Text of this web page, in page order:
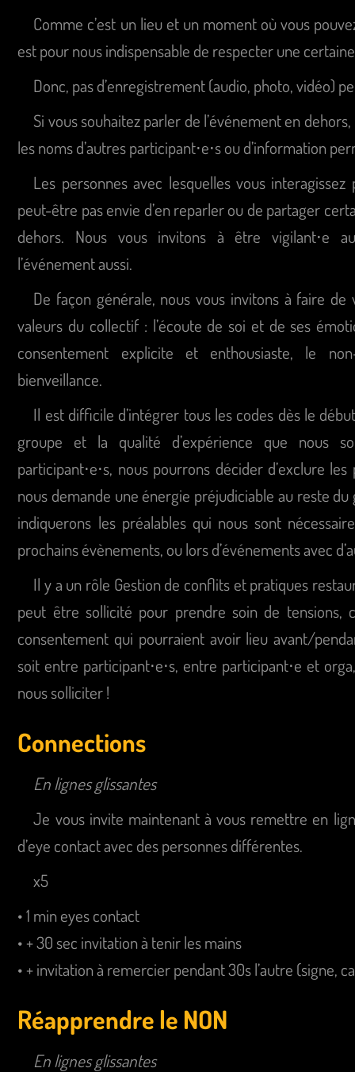
Comme c’est un lieu et un moment où vous
est pour nous indispensable de respecter une
Donc, pas d’enregistrement (audio, photo, vidéo)
Si vous souhaitez parler de l’événement en
les noms d’autres participant⋅e⋅s ou d’information
Les personnes avec lesquelles vous interagissez
peut-être pas envie d’en reparler ou de partager
dehors. Nous vous invitons à être vigilant⋅e
l’événement aussi.
De façon générale, nous vous invitons à faire
valeurs du collectif : l’écoute de soi et de ses
consentement explicite et enthousiaste, le
bienveillance.
Il est difficile d’intégrer tous les codes dès le
groupe et la qualité d’expérience que nous
participant⋅e⋅s, nous pourrons décider d’exclure
nous demande une énergie préjudiciable au reste du
indiquerons les préalables qui nous sont
prochains évènements, ou lors d’événements avec
Il y a un rôle Gestion de conflits et pratiques
peut être sollicité pour prendre soin de tensions,
consentement qui pourraient avoir lieu avant/
soit entre participant⋅e⋅s, entre participant⋅e et
nous solliciter !
Connections
En lignes glissantes
Je vous invite maintenant à vous remettre en
d’eye contact avec des personnes différentes.
x5
• 1 min eyes contact
• + 30 sec invitation à tenir les mains
Réapprendre le NON
En lignes glissantes